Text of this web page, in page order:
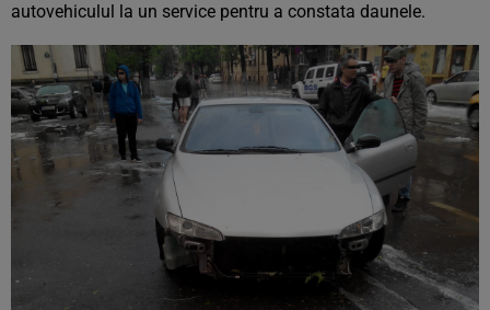
autovehiculul la un service pentru a constata daunele.